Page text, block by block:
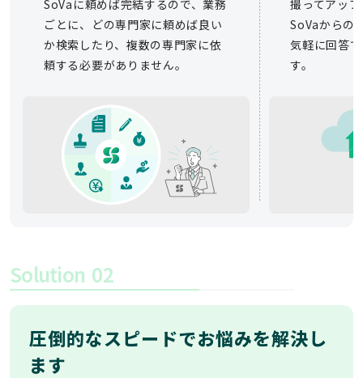
SoVaに頼めば完結するので、業務
ごとに、どの専門家に頼めば良い
か検索したり、複数の専門家に依
頼する必要がありません。
撮ってアッ
SoVaからの
気軽に回答
す。
Solution 02
圧倒的なスピードでお悩みを解決し
ます